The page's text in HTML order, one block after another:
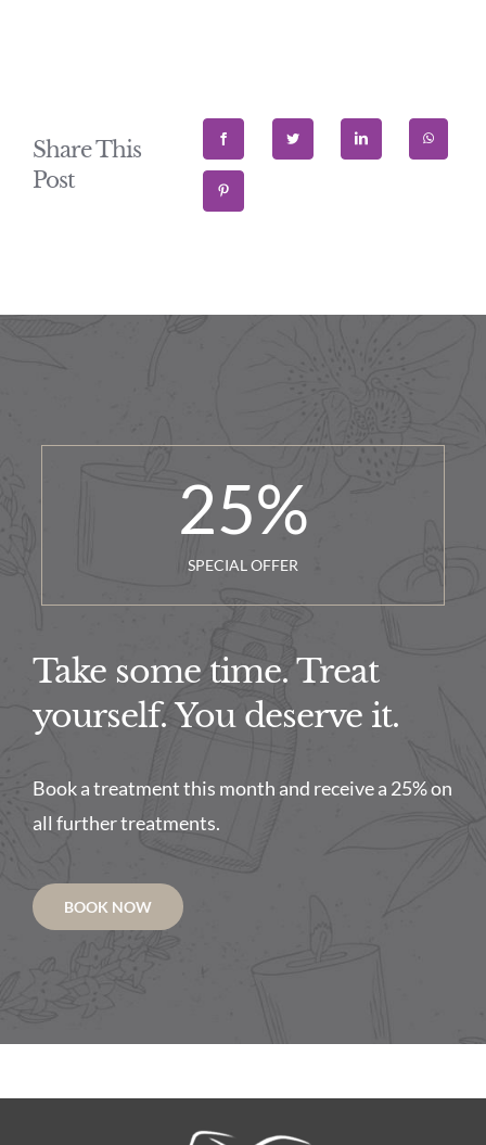
Share This
Post
25%
SPECIAL OFFER
Take some time. Treat
yourself. You deserve it.
Book a treatment this month and receive a 25% on
all further treatments.
BOOK NOW